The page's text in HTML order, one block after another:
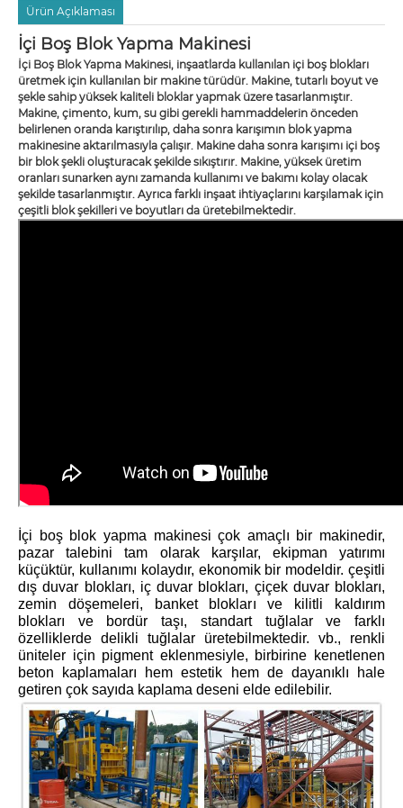
Ürün Açıklaması
İçi Boş Blok Yapma Makinesi
İçi Boş Blok Yapma Makinesi, inşaatlarda kullanılan içi boş blokları
üretmek için kullanılan bir makine türüdür. Makine, tutarlı boyut ve
şekle sahip yüksek kaliteli bloklar yapmak üzere tasarlanmıştır.
Makine, çimento, kum, su gibi gerekli hammaddelerin önceden
belirlenen oranda karıştırılıp, daha sonra karışımın blok yapma
makinesine aktarılmasıyla çalışır. Makine daha sonra karışımı içi boş
bir blok şekli oluşturacak şekilde sıkıştırır. Makine, yüksek üretim
oranları sunarken aynı zamanda kullanımı ve bakımı kolay olacak
şekilde tasarlanmıştır. Ayrıca farklı inşaat ihtiyaçlarını karşılamak için
çeşitli blok şekilleri ve boyutları da üretebilmektedir.
İçi boş blok yapma makinesi çok amaçlı bir makinedir,
pazar talebini tam olarak karşılar, ekipman yatırımı
küçüktür, kullanımı kolaydır, ekonomik bir modeldir. çeşitli
dış duvar blokları, iç duvar blokları, çiçek duvar blokları,
zemin döşemeleri, banket blokları ve kilitli kaldırım
blokları ve bordür taşı, standart tuğlalar ve farklı
özelliklerde delikli tuğlalar üretebilmektedir. vb., renkli
üniteler için pigment eklenmesiyle, birbirine kenetlenen
beton kaplamaları hem estetik hem de dayanıklı hale
getiren çok sayıda kaplama deseni elde edilebilir.